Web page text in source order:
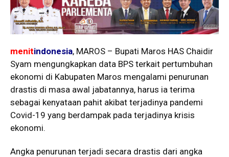
menitindonesia, MAROS – Bupati Maros HAS Chaidir
Syam mengungkapkan data BPS terkait pertumbuhan
ekonomi di Kabupaten Maros mengalami penurunan
drastis di masa awal jabatannya, harus ia terima
sebagai kenyataan pahit akibat terjadinya pandemi
Covid-19 yang berdampak pada terjadinya krisis
ekonomi.
Angka penurunan terjadi secara drastis dari angka